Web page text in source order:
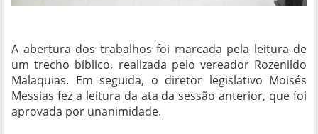
A abertura dos trabalhos foi marcada pela leitura de
um trecho bíblico, realizada pelo vereador Rozenildo
Malaquias. Em seguida, o diretor legislativo Moisés
Messias fez a leitura da ata da sessão anterior, que foi
aprovada por unanimidade.